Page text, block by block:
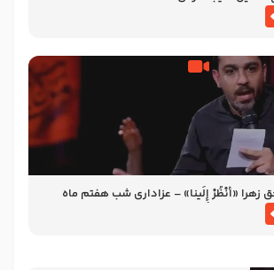
زهرا «أُنْظُرْ إِلَینا» – عزاداری شب هفتم ماه